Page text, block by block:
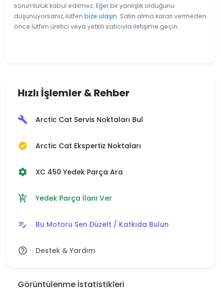
sorumluluk kabul edilmez. Eğer bir yanlışlık olduğunu
düşünüyorsanız, lütfen bize ulaşın. Satın alma kararı vermeden
önce lütfen üretici veya yetkili satıcıyla iletişime geçin.
Hızlı İşlemler & Rehber
build Arctic Cat Servis Noktaları Bul
verified Arctic Cat Ekspertiz Noktaları
settings XC 450 Yedek Parça Ara
add_shopping_cart Yedek Parça İlanı Ver
edit_note Bu Motoru Sen Düzelt / Katkıda Bulun
help_outline Destek & Yardım
Görüntülenme İstatistikleri